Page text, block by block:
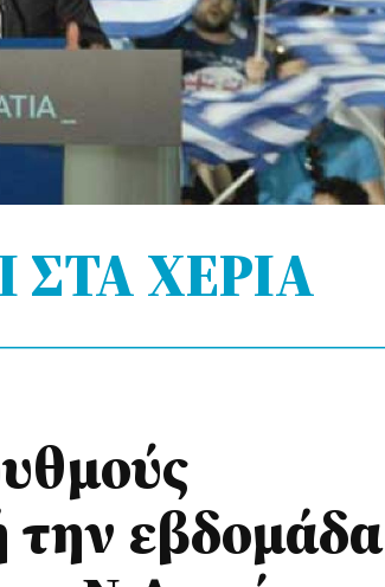
ΧΕΡΙΑ
την εβδομάδα